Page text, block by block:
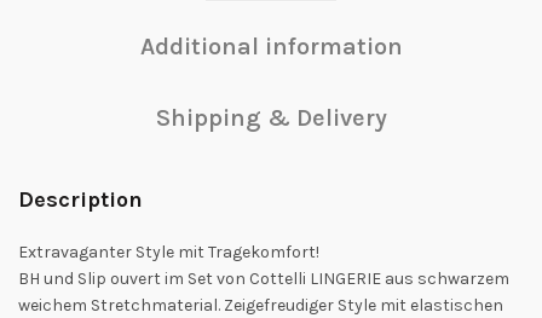
Additional information
Shipping & Delivery
Description
Extravaganter Style mit Tragekomfort!
BH und Slip ouvert im Set von Cottelli LINGERIE aus schwarzem
weichem Stretchmaterial. Zeigefreudiger Style mit elastischen